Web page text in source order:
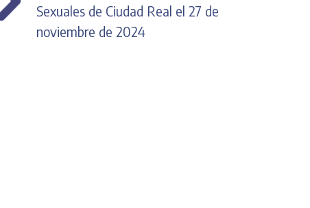
Sexuales de Ciudad Real el 27 de
noviembre de 2024